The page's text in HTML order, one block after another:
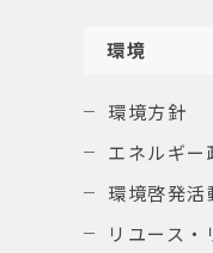
環境
環境方針
エネルギー
環境啓発活
リユース